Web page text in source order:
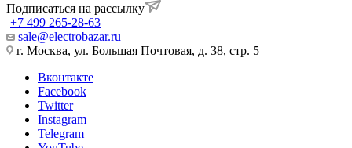
Подписаться на рассылку
+7 499 265-28-63
sale@electrobazar.ru
г. Москва, ул. Большая Почтовая, д. 38, стр. 5
Вконтакте
Facebook
Twitter
Instagram
Telegram